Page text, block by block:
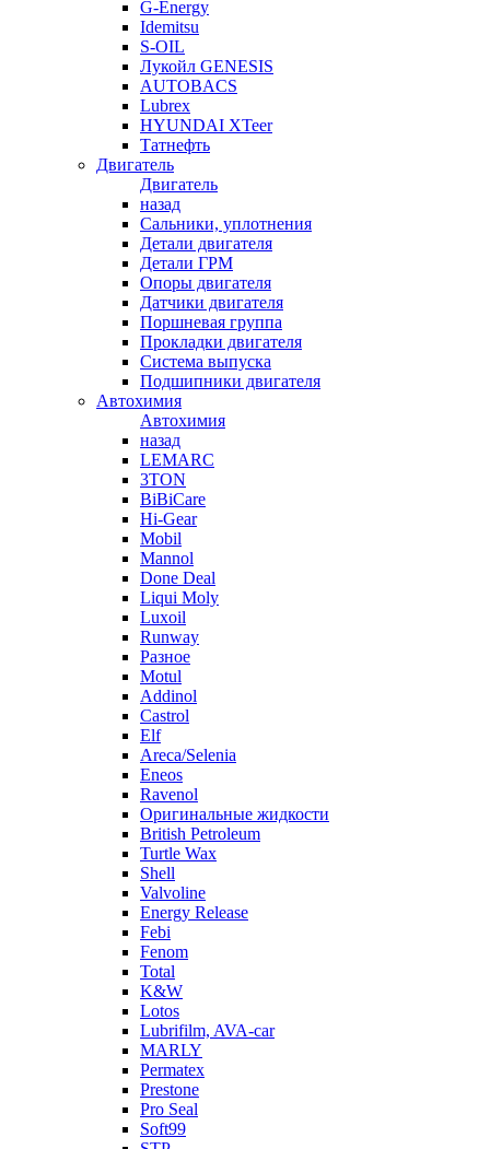
G-Energy
Idemitsu
S-OIL
Лукойл GENESIS
AUTOBACS
Lubrex
HYUNDAI XTeer
Татнефть
Двигатель
Двигатель
назад
Сальники, уплотнения
Детали двигателя
Детали ГРМ
Опоры двигателя
Датчики двигателя
Поршневая группа
Прокладки двигателя
Система выпуска
Подшипники двигателя
Автохимия
Автохимия
назад
LEMARC
3TON
BiBiCare
Hi-Gear
Mobil
Mannol
Done Deal
Liqui Moly
Luxoil
Runway
Разное
Motul
Addinol
Castrol
Elf
Areca/Selenia
Eneos
Ravenol
Оригинальные жидкости
British Petroleum
Turtle Wax
Shell
Valvoline
Energy Release
Febi
Fenom
Total
K&W
Lotos
Lubrifilm, AVA-car
MARLY
Permatex
Prestone
Pro Seal
Soft99